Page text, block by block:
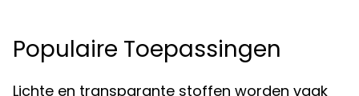
Populaire Toepassingen
Lichte en transparante stoffen worden vaak